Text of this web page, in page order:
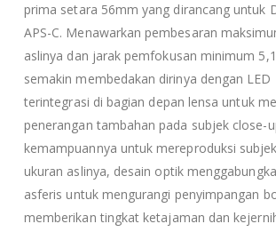
prima setara 56mm yang dirancang untuk
APS-C. Menawarkan pembesaran
aslinya dan jarak pemfokusan minimum
semakin membedakan dirinya dengan
terintegrasi di bagian depan lensa untuk
penerangan tambahan pada subjek close-
kemampuannya untuk mereproduksi
ukuran aslinya, desain optik
asferis untuk mengurangi penyimpangan
memberikan tingkat ketajaman dan